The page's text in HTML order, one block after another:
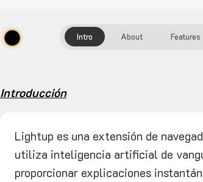
Intro About Features
Introducción
Lightup es una extensión de
utiliza inteligencia artificial de
proporcionar explicaciones